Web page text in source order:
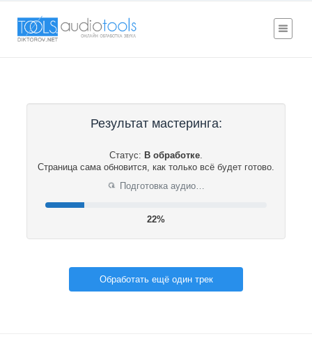
Результат мастеринга:
Статус: В обработке.
Страница сама обновится, как только всё будет готово.
⟳ Подготовка аудио…
22%
Обработать ещё один трек